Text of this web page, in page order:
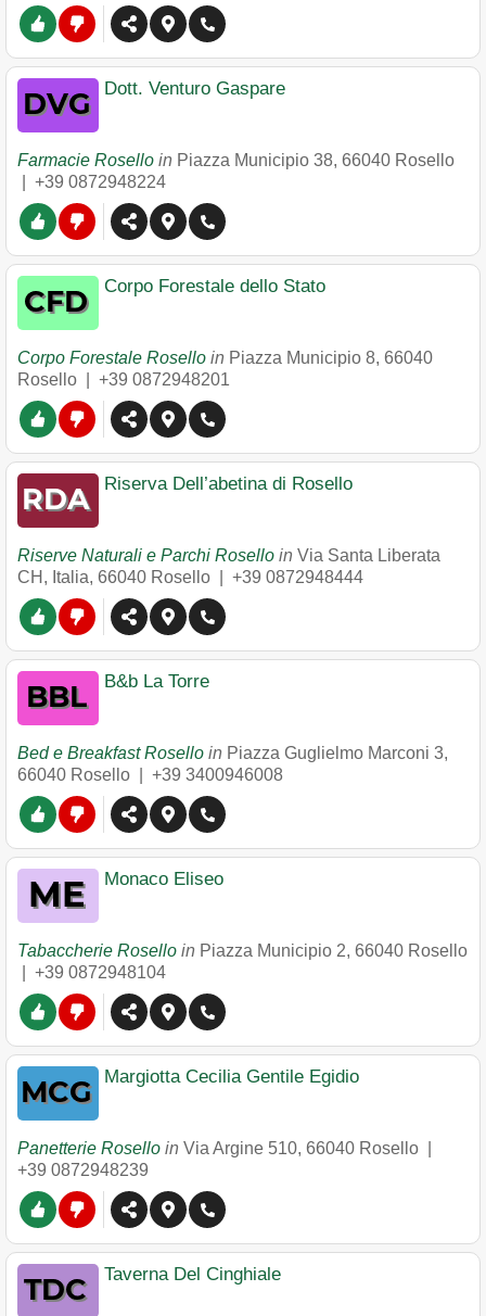
Dott. Venturo Gaspare
Farmacie Rosello in Piazza Municipio 38, 66040 Rosello
+39 0872948224
Corpo Forestale dello Stato
Corpo Forestale Rosello in Piazza Municipio 8, 66040
Rosello
+39 0872948201
Riserva Dell’abetina di Rosello
Riserve Naturali e Parchi Rosello in Via Santa Liberata
CH, Italia, 66040 Rosello +39 0872948444
B&b La Torre
Bed e Breakfast Rosello in Piazza Guglielmo Marconi 3,
66040 Rosello +39 3400946008
Monaco Eliseo
Tabaccherie Rosello in Piazza Municipio 2, 66040 Rosello
+39 0872948104
Margiotta Cecilia Gentile Egidio
Panetterie Rosello in Via Argine 510, 66040 Rosello
+39 0872948239
Taverna Del Cinghiale